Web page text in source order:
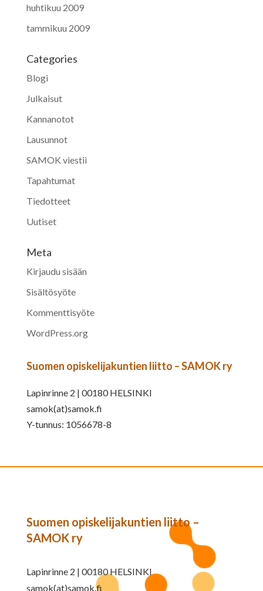
huhtikuu 2009
tammikuu 2009
Categories
Blogi
Julkaisut
Kannanotot
Lausunnot
SAMOK viestii
Tapahtumat
Tiedotteet
Uutiset
Meta
Kirjaudu sisään
Sisältösyöte
Kommenttisyöte
WordPress.org
Suomen opiskelijakuntien liitto – SAMOK ry
Lapinrinne 2 | 00180 HELSINKI
samok(at)samok.fi
Y-tunnus: 1056678-8
Suomen opiskelijakuntien liitto –
SAMOK ry
Lapinrinne 2 | 00180 HELSINKI
samok(at)samok.fi